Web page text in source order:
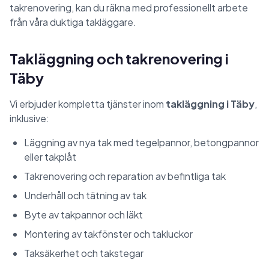
takrenovering, kan du räkna med professionellt arbete
från våra duktiga takläggare.
Takläggning och takrenovering i
Täby
Vi erbjuder kompletta tjänster inom takläggning i Täby,
inklusive:
Läggning av nya tak med tegelpannor, betongpannor
eller takplåt
Takrenovering och reparation av befintliga tak
Underhåll och tätning av tak
Byte av takpannor och läkt
Montering av takfönster och takluckor
Taksäkerhet och takstegar